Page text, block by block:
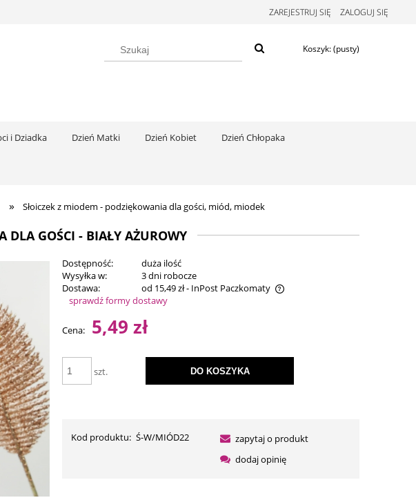
ZAREJESTRUJ SIĘ ZALOGUJ SIĘ
Koszyk:(pusty)
i Dziadka Dzień Matki Dzień Kobiet Dzień Chłopaka
» Słoiczek z miodem - podziękowania dla gości, miód, miodek
DLA GOŚCI - BIAŁY AŻUROWY
Dostępność:
duża ilość
Wysyłka w:
3 dni robocze
Dostawa:
od 15,49 zł- InPost Paczkomaty
Cena nie zawiera ewentualnych kosztów
płatności
sprawdź formy dostawy
Cena: 5,49 zł
szt. DO KOSZYKA
Kod produktu: Ś-W/MIÓD22
zapytaj o produkt
dodaj opinię